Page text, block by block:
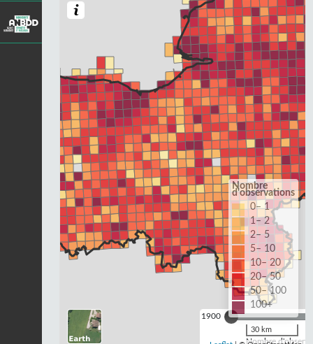
1900
Nombre
Nombre
d'observations
0– 1
1– 2
2– 5
5– 10
10– 20
20– 50
50– 100
100+
30 km